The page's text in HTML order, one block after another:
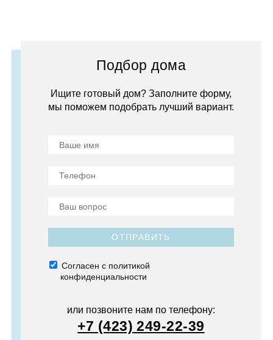
Подбор дома
Ищите готовый дом? Заполните форму,
мы поможем подобрать лучший вариант.
ОТПРАВИТЬ
Согласен с политикой
конфиденциальности
или позвоните нам по телефону:
+7 (423) 249-22-39